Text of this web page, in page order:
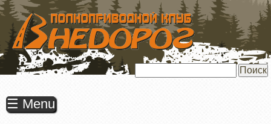
ПЕРЕЙТИ
ОСНОВНОМУ
СОДЕРЖАНИЮ
☰ Menu